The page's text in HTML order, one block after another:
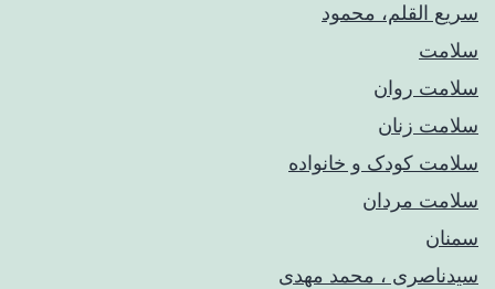
سریع القلم، محمود
سلامت
سلامت روان
سلامت زنان
سلامت کودک‌ و خانواده
سلامت مردان
سمنان
سیدناصری ، محمد مهدی